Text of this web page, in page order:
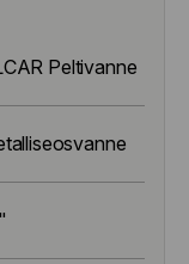
Peltivanne